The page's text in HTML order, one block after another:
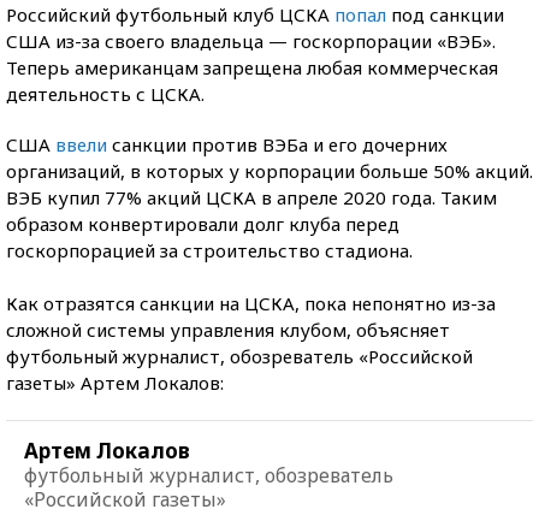
Российский футбольный клуб ЦСКА попал под санкции
США из-за своего владельца — госкорпорации «ВЭБ».
Теперь американцам запрещена любая коммерческая
деятельность с ЦСКА.
США ввели санкции против ВЭБа и его дочерних
организаций, в которых у корпорации больше 50% акций.
ВЭБ купил 77% акций ЦСКА в апреле 2020 года. Таким
образом конвертировали долг клуба перед
госкорпорацией за строительство стадиона.
Как отразятся санкции на ЦСКА, пока непонятно из-за
сложной системы управления клубом, объясняет
футбольный журналист, обозреватель «Российской
газеты» Артем Локалов:
Артем Локалов
футбольный журналист, обозреватель
«Российской газеты»